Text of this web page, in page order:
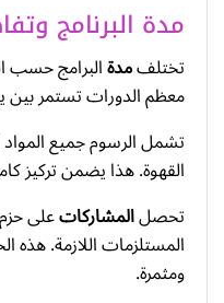
مدة البرنامج
تختلفمدةالبرامج حسب
معظم الدورات تستمر بين
تشمل الرسوم جميع المواد
القهوة. هذا يضمن تركيز
تحصلالمشاركاتعلى
المستلزمات اللازمة. هذه
ومثمرة.